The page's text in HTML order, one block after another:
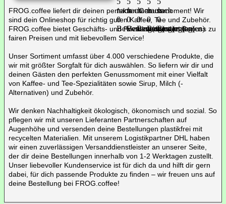
FROG.coffee liefert dir deinen perfekten Genussmoment! Wir
sind dein Onlineshop für richtig guten Kaffee, Tee und Zubehör.
FROG.coffee bietet Geschäfts- und Privatkunden den Genuss zu
fairen Preisen und mit liebevollem Service!
Unser Sortiment umfasst über 4.000 verschiedene Produkte, die
wir mit größter Sorgfalt für dich auswählen. So liefern wir dir und
deinen Gästen den perfekten Genussmoment mit einer Vielfalt
von Kaffee- und Tee-Spezialitäten sowie Sirup, Milch (-
Alternativen) und Zubehör.
Wir denken Nachhaltigkeit ökologisch, ökonomisch und sozial. So
pflegen wir mit unseren Lieferanten Partnerschaften auf
Augenhöhe und versenden deine Bestellungen plastikfrei mit
recycelten Materialien. Mit unserem Logistikpartner DHL haben
wir einen zuverlässigen Versanddienstleister an unserer Seite,
der dir deine Bestellungen innerhalb von 1-2 Werktagen zustellt.
Unser liebevoller Kundenservice ist für dich da und hilft dir gern
dabei, für dich passende Produkte zu finden – wir freuen uns auf
deine Bestellung bei FROG.coffee!